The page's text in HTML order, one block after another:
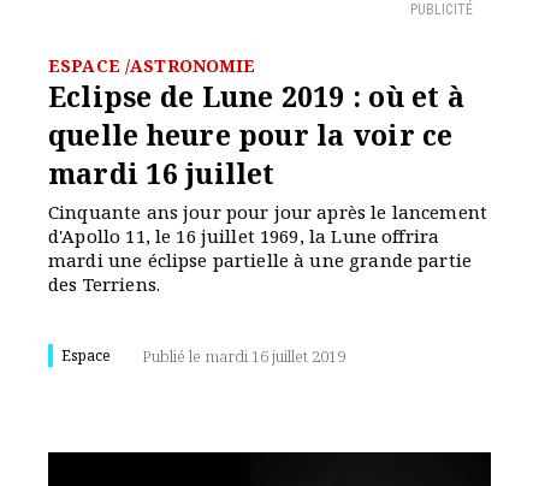
PUBLICITÉ
ESPACE /ASTRONOMIE
Eclipse de Lune 2019 : où et à
quelle heure pour la voir ce
mardi 16 juillet
Cinquante ans jour pour jour après le lancement
d'Apollo 11, le 16 juillet 1969, la Lune offrira
mardi une éclipse partielle à une grande partie
des Terriens.
Espace Publié le mardi 16 juillet 2019